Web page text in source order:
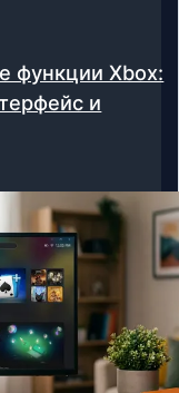
функции Xbox:
и